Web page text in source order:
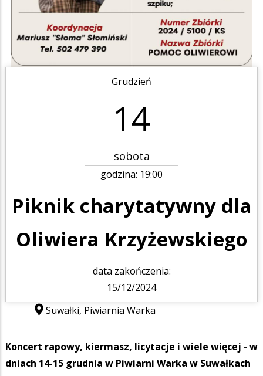
Grudzień
14
sobota
godzina: 19:00
Piknik charytatywny dla
Oliwiera Krzyżewskiego
data zakończenia:
15/12/2024
Suwałki, Piwiarnia Warka
Koncert rapowy, kiermasz, licytacje i wiele więcej - w
dniach 14-15 grudnia w Piwiarni Warka w Suwałkach